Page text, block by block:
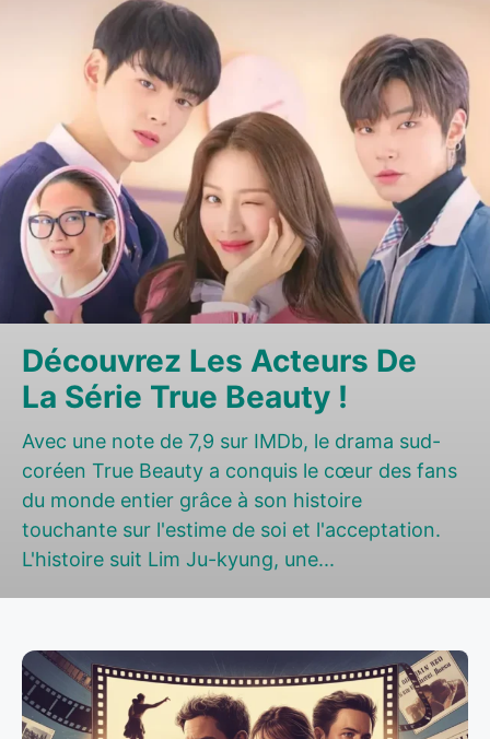
Découvrez Les Acteurs De
La Série True Beauty !
Avec une note de 7,9 sur IMDb, le drama sud-
coréen True Beauty a conquis le cœur des fans
du monde entier grâce à son histoire
touchante sur l'estime de soi et l'acceptation.
L'histoire suit Lim Ju-kyung, une...